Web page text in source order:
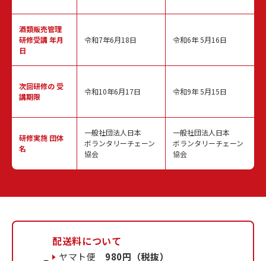
酒類販売管理
研修受講 年月
日
次回研修の受
講期限
研修実施 団体
名
令和7年6月18日
令和10年6月17日
一般社団法人日本
ボランタリーチェーン
協会
令和6年 5月16日
令和9年 5月15日
一般社団法人日本
ボランタリーチェーン
協会
配送料について
ヤマト便 980円（税抜）